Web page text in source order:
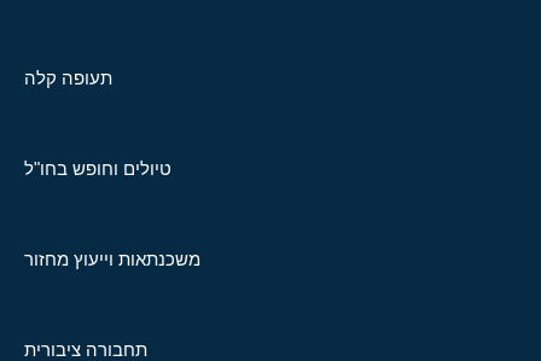
תעופה קלה
טיולים וחופש בחו"ל
משכנתאות וייעוץ מחזור
תחבורה ציבורית